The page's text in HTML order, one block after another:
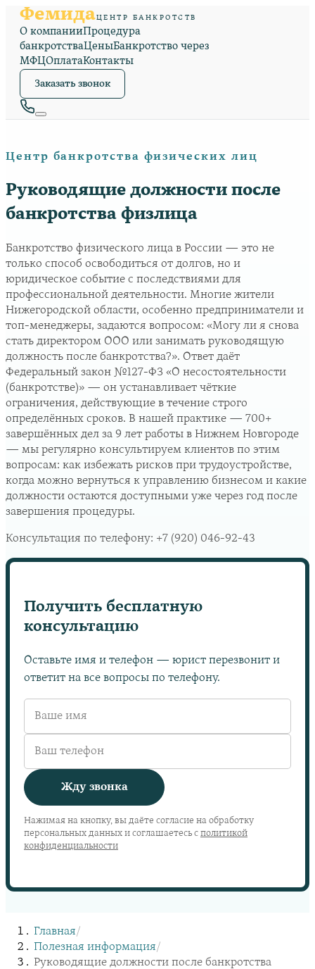
ФемидаЦЕНТР БАНКРОТСТВ
О компанииПроцедура
банкротстваЦеныБанкротство через
МФЦОплатаКонтакты
Заказать звонок
Центр банкротства физических лиц
Руководящие должности после
банкротства физлица
Банкротство физического лица в России — это не
только способ освободиться от долгов, но и
юридическое событие с последствиями для
профессиональной деятельности. Многие жители
Нижегородской области, особенно предприниматели и
топ-менеджеры, задаются вопросом: «Могу ли я снова
стать директором ООО или занимать руководящую
должность после банкротства?». Ответ даёт
Федеральный закон №127-ФЗ «О несостоятельности
(банкротстве)» — он устанавливает чёткие
ограничения, действующие в течение строго
определённых сроков. В нашей практике — 700+
завершённых дел за 9 лет работы в Нижнем Новгороде
— мы регулярно консультируем клиентов по этим
вопросам: как избежать рисков при трудоустройстве,
когда можно вернуться к управлению бизнесом и какие
должности остаются доступными уже через год после
завершения процедуры.
Консультация по телефону: +7 (920) 046-92-43
Получить бесплатную
консультацию
Оставьте имя и телефон — юрист перезвонит и
ответит на все вопросы по телефону.
Жду звонка
Нажимая на кнопку, вы даёте согласие на обработку
персональных данных и соглашаетесь с политикой
конфиденциальности
Главная/
Полезная информация/
Руководящие должности после банкротства